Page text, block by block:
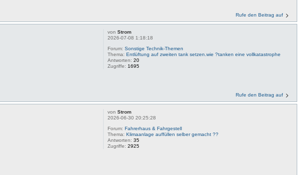
Rufe den Beitrag auf
vonStrom
2026-07-08 1:18:18
Forum:Sonstige Technik-Themen
Thema:Entlüftung auf zweiten tank setzen.wie ?tanken eine vollkatastrophe
Antworten:20
Zugriffe: 1695
Rufe den Beitrag auf
vonStrom
2026-06-30 20:25:28
Forum:Fahrerhaus & Fahrgestell
Thema:Klimaanlage auffüllen selber gemacht ??
Antworten:35
Zugriffe:2925